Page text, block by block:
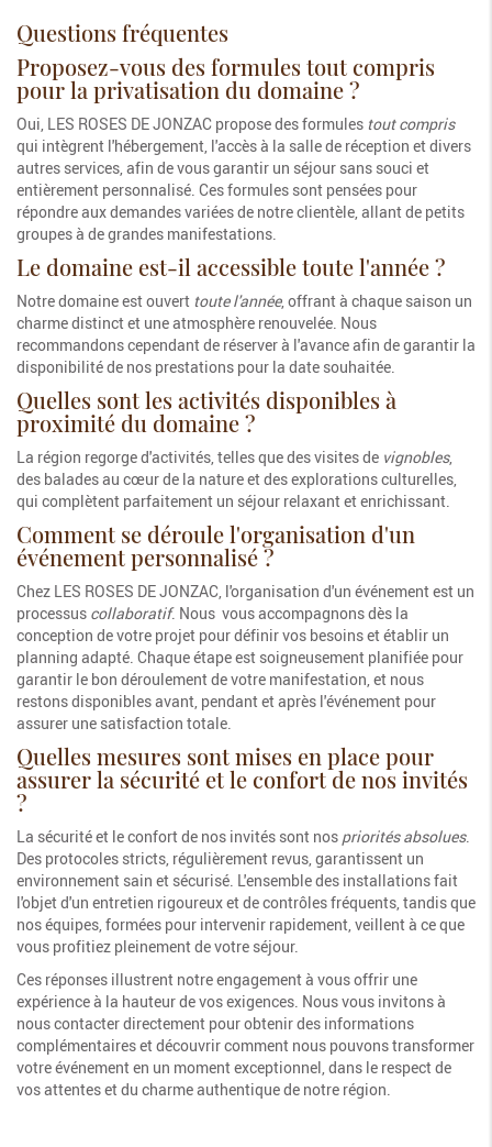
Questions fréquentes
Proposez-vous des formules tout compris
pour la privatisation du domaine ?
Oui, LES ROSES DE JONZAC propose des formules tout compris
qui intègrent l'hébergement, l'accès à la salle de réception et divers
autres services, afin de vous garantir un séjour sans souci et
entièrement personnalisé. Ces formules sont pensées pour
répondre aux demandes variées de notre clientèle, allant de petits
groupes à de grandes manifestations.
Le domaine est-il accessible toute l'année ?
Notre domaine est ouvert toute l'année, offrant à chaque saison un
charme distinct et une atmosphère renouvelée. Nous
recommandons cependant de réserver à l'avance afin de garantir la
disponibilité de nos prestations pour la date souhaitée.
Quelles sont les activités disponibles à
proximité du domaine ?
La région regorge d'activités, telles que des visites de vignobles,
des balades au cœur de la nature et des explorations culturelles,
qui complètent parfaitement un séjour relaxant et enrichissant.
Comment se déroule l'organisation d'un
événement personnalisé ?
Chez LES ROSES DE JONZAC, l'organisation d'un événement est un
processus collaboratif. Nous vous accompagnons dès la
conception de votre projet pour définir vos besoins et établir un
planning adapté. Chaque étape est soigneusement planifiée pour
garantir le bon déroulement de votre manifestation, et nous
restons disponibles avant, pendant et après l'événement pour
assurer une satisfaction totale.
Quelles mesures sont mises en place pour
assurer la sécurité et le confort de nos invités
?
La sécurité et le confort de nos invités sont nos priorités absolues.
Des protocoles stricts, régulièrement revus, garantissent un
environnement sain et sécurisé. L'ensemble des installations fait
l'objet d'un entretien rigoureux et de contrôles fréquents, tandis que
nos équipes, formées pour intervenir rapidement, veillent à ce que
vous profitiez pleinement de votre séjour.
Ces réponses illustrent notre engagement à vous offrir une
expérience à la hauteur de vos exigences. Nous vous invitons à
nous contacter directement pour obtenir des informations
complémentaires et découvrir comment nous pouvons transformer
votre événement en un moment exceptionnel, dans le respect de
vos attentes et du charme authentique de notre région.